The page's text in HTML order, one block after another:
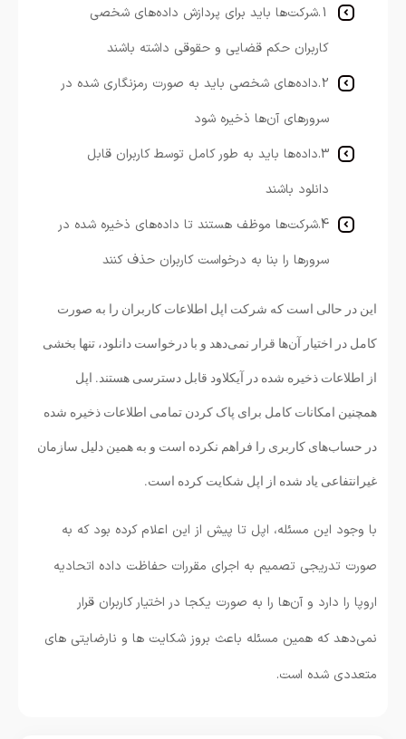
1.شرکت‌ها باید برای پردازش داده‌های شخصی
کاربران حکم قضایی و حقوقی داشته باشند
2.داده‌های شخصی باید به صورت رمزنگاری شده در
سرورهای آن‌ها ذخیره شود
3.داده‌ها باید به طور کامل توسط کاربران قابل
دانلود باشند
4.شرکت‌ها موظف هستند تا داده‌های ذخیره شده در
سرورها را بنا به درخواست کاربران حذف کنند
این در حالی است که شرکت اپل اطلاعات کاربران را به صورت
کامل در اختیار آن‌ها قرار نمی‌دهد و با درخواست دانلود، تنها بخشی
از اطلاعات ذخیره شده در آیکلاود قابل دسترسی هستند. اپل
همچنین امکانات کامل برای پاک کردن تمامی اطلاعات ذخیره شده
در حساب‌های کاربری را فراهم نکرده است و به همین دلیل سازمان
غیرانتفاعی یاد شده از اپل شکایت کرده است.
با وجود این مسئله، اپل تا پیش از این اعلام کرده بود که به
صورت تدریجی تصمیم به اجرای مقررات حفاظت داده اتحادیه
اروپا را دارد و آن‌ها را به صورت یکجا در اختیار کاربران قرار
نمی‌دهد که همین مسئله باعث بروز شکایت ها و نارضایتی های
متعددی شده است.